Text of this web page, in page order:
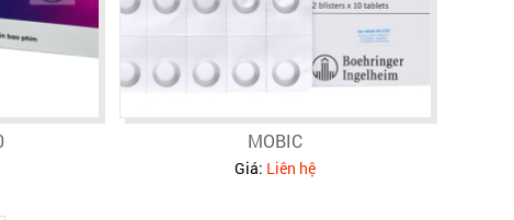
MOBIC
Giá: Liên hệ